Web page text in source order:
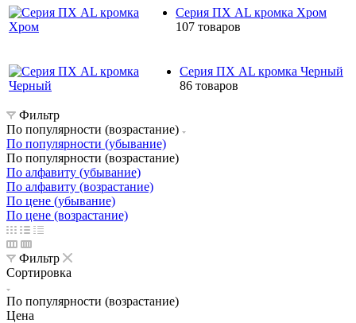
Серия ПХ AL кромка Хром
107 товаров
Серия ПХ AL кромка Черный
86 товаров
Фильтр
По популярности (возрастание)
По популярности (убывание)
По популярности (возрастание)
По алфавиту (убывание)
По алфавиту (возрастание)
По цене (убывание)
По цене (возрастание)
Фильтр
Сортировка
По популярности (возрастание)
Цена